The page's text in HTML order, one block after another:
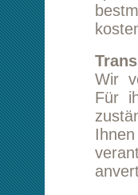
Eine
kann
Vorteil
teilen
Fragen